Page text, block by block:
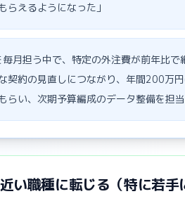
らえるようになった」
毎月担う中で、特定の外注費が前年比
契約の見直しにつながり、年間200万
らい、次期予算編成のデータ整備を担当
い職種に転じる（特に若手